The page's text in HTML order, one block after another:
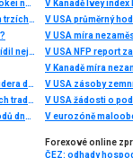
Léto v plném proudu, trhy také: Top 3 obchody traderů Fintokei na indexech a zlatě
Chamtivost a strach: Největší cenové pohyby na finančních trzích (červenec 2026)
Stvořil elitní klub, kde Ameriku obral o 65 miliard. Madoff řídil největší Ponzi dějin
Historická data, kde je získat, jak připojit svého data providera do MultiCharts a proč je budeme potřebovat? (4. díl)
Jak obchodují profíci: Fibonacci trading - systém úspěšných traderů
Burza v LA chtěla sesadit Wall Street. Místo ropných obchodů dnes místem duní basy
V Kanadě Ivey index
V USA průměrný
V USA míra
V USA NFP report
V Kanadě míra
V USA zásoby
V USA žádosti o
V eurozóně
Forexové online
ČEZ: odhady